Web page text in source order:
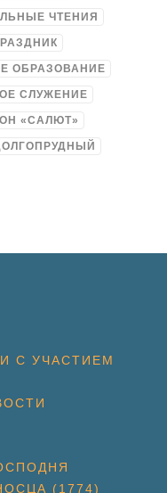
ЧТЕНИЯ
ОБРАЗОВАНИЕ
СЛУЖЕНИЕ
«САЛЮТ»
С УЧАСТИЕМ
(1774)